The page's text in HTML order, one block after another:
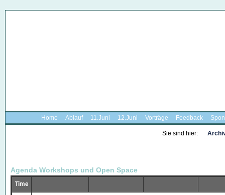
Home Ablauf 11.Juni 12.Juni Vorträge Feedback
Sie sind hier:
Agenda Workshops und Open Space
Time